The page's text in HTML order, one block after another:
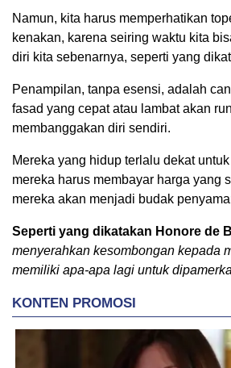
Namun, kita harus memperhatikan
kenakan, karena seiring waktu kita
diri kita sebenarnya, seperti yang
Penampilan, tanpa esensi, adalah
fasad yang cepat atau lambat akan
membanggakan diri sendiri.
Mereka yang hidup terlalu dekat
mereka harus membayar harga yang
mereka akan menjadi budak
Seperti yang dikatakan Honore de
menyerahkan kesombongan kepada
memiliki apa-apa lagi untuk